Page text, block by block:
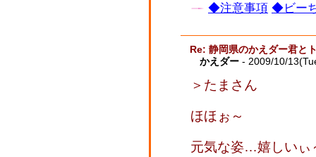
◆注意事項 ◆ビー
Re: 静岡県のかえダー君と
かえダー - 2009/10/
＞たまさん
ほほぉ～
元気な姿…嬉しいぃ